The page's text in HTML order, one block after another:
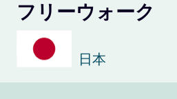
フリーウォーク
日本